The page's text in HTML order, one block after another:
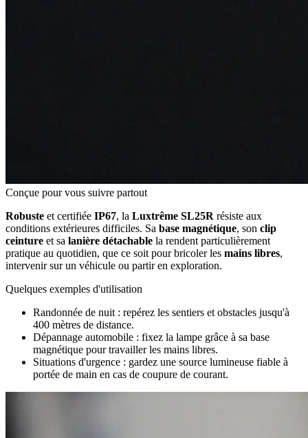
Conçue pour vous suivre partout
Robuste et certifiée IP67, la Luxtrême SL25R résiste aux
conditions extérieures difficiles. Sa base magnétique, son clip
ceinture et sa lanière détachable la rendent particulièrement
pratique au quotidien, que ce soit pour bricoler les mains libres,
intervenir sur un véhicule ou partir en exploration.
Quelques exemples d'utilisation
Randonnée de nuit : repérez les sentiers et obstacles jusqu'à
400 mètres de distance.
Dépannage automobile : fixez la lampe grâce à sa base
magnétique pour travailler les mains libres.
Situations d'urgence : gardez une source lumineuse fiable à
portée de main en cas de coupure de courant.